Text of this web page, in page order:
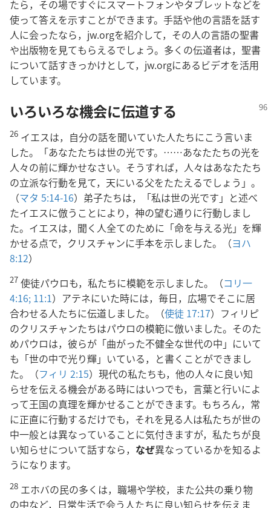
たら，その場ですぐにスマートフォンやタブレットなどを
使って答えを示すことができます。手話や他の言語を話す
人に会ったなら，jw.orgを紹介して，その人の言語の聖書
や出版物を見てもらえるでしょう。多くの伝道者は，聖書
について話すきっかけとして，jw.orgにあるビデオを活用
しています。
いろいろな機会に伝道する
26 イエスは，自分の話を聞いていた人たちにこう言いま
した。「あなたたちは世の光です。……あなたたちの光を
人々の前に輝かせなさい。そうすれば，人々はあなたたち
の立派な行動を見て，天にいる父をたたえるでしょう」。
（マタ 5:14-16）弟子たちは，「私は世の光です」と述べ
たイエスに倣うことにより，神の望む通りに行動しまし
た。イエスは，聞く人全てのために「命を与える光」を輝
かせる点で，クリスチャンに手本を示しました。（ヨハ
8:12）
27 使徒パウロも，私たちに模範を示しました。（コリ一
4:16; 11:1）アテネにいた時には，毎日，広場でそこに居
合わせる人たちに伝道しました。（使徒 17:17）フィリピ
のクリスチャンたちはパウロの模範に倣いました。そのた
めパウロは，彼らが「曲がった不健全な世代の中」にいて
も「世の中で光り輝」いている，と書くことができまし
た。（フィリ 2:15）現代の私たちも，他の人々に良い知
らせを伝える機会がある時にはいつでも，言葉と行いによ
って王国の真理を輝かせることができます。もちろん，常
に正直に行動するだけでも，それを見る人は私たちが世の
中一般とは異なっていることに気付きますが，私たちが良
い知らせについて話すなら， なぜ異なっているかを知るよ
うになります。
28 エホバの民の多くは，職場や学校，また公共の乗り物
の中など，日常生活で会う人たちに良い知らせを伝えま